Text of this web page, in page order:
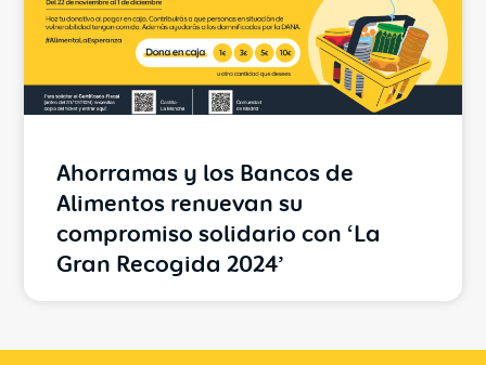
Ahorramas y los Bancos de
Alimentos renuevan su
compromiso solidario con ‘La
Gran Recogida 2024’